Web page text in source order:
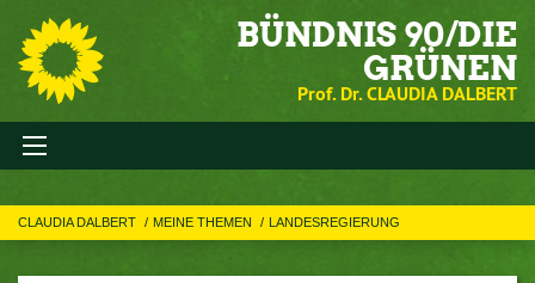
BÜNDNIS 90/DIE
GRÜNEN
Prof. Dr. CLAUDIA DALBERT
CLAUDIA DALBERT MEINE THEMEN LANDESREGIERUNG